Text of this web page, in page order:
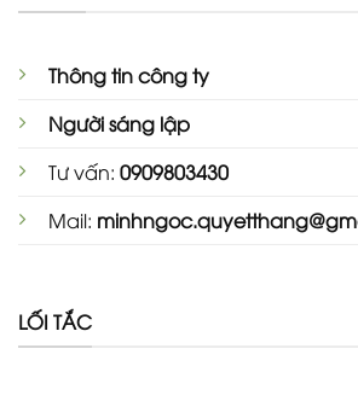
Thông tin công ty
Người sáng lập
Tư vấn: 0909803430
Mail:
LỐI TẮC